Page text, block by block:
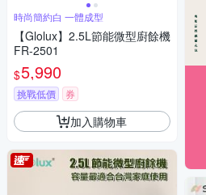
時尚簡約白 一體成型
【Glolux】2.5L節能微型廚餘機
FR-2501
$5,990
挑戰低價 券
加入購物車